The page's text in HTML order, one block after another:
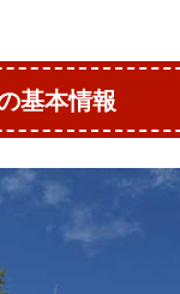
基本情報